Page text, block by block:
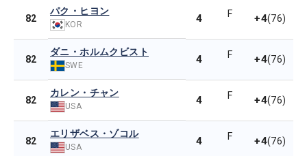
82
パク・ヒヨン
KOR 4 F +4(76)
82
ダニ・ホルムクビスト
SWE 4 F +4(76)
82
カレン・チャン
USA 4 F +4(76)
82
エリザベス・ゾコル
USA 4 F +4(76)